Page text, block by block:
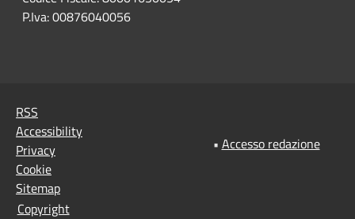
P.Iva: 00876040056
RSS
Accessibility
Privacy
Cookie
Sitemap
Copyright
• Accesso redazione